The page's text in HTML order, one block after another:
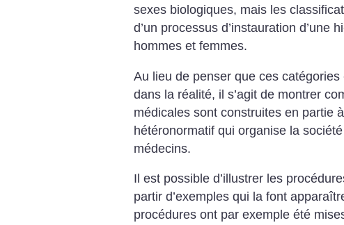
sexes biologiques, mais les
d’un processus d’instauration d’une
hommes et femmes.
Au lieu de penser que ces
dans la réalité, il s’agit de montrer
médicales sont construites en partie
hétéronormatif qui organise la
médecins.
Il est possible d’illustrer les
partir d’exemples qui la font
procédures ont par exemple été